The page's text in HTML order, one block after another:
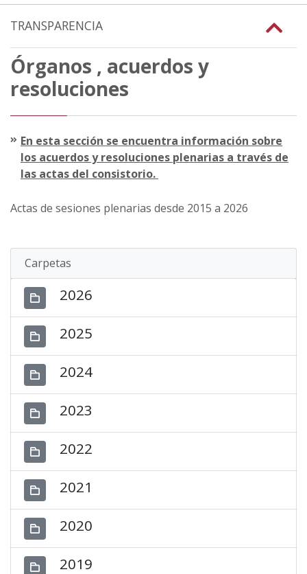
TRANSPARENCIA
Órganos , acuerdos y
resoluciones
En esta sección se encuentra información sobre
los acuerdos y resoluciones plenarias a través de
las actas del consistorio.
Actas de sesiones plenarias desde 2015 a 2026
Carpetas
2026
2025
2024
2023
2022
2021
2020
2019